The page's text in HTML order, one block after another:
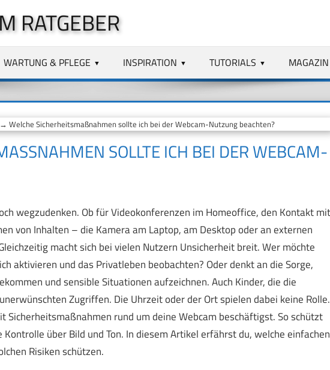
RATGEBER
WARTUNG & PFLEGE INSPIRATION TUTORIALS MAGAZIN
→ Welche Sicherheitsmaßnahmen sollte ich bei der Webcam-Nutzung beachten?
SOLLTE ICH BEI DER WEBCAM-N
wegzudenken. Ob für Videokonferenzen im Homeoffice, den Kontakt mit
von Inhalten – die Kamera am Laptop, am Desktop oder an externen
macht sich bei vielen Nutzern Unsicherheit breit. Wer möchte
aktivieren und das Privatleben beobachten? Oder denkt an die Sorge,
und sensible Situationen aufzeichnen. Auch Kinder, die die
Zugriffen. Die Uhrzeit oder der Ort spielen dabei keine Rolle.
Sicherheitsmaßnahmen rund um deine Webcam beschäftigst. So schützt
über Bild und Ton. In diesem Artikel erfährst du, welche einfachen
Risiken schützen.